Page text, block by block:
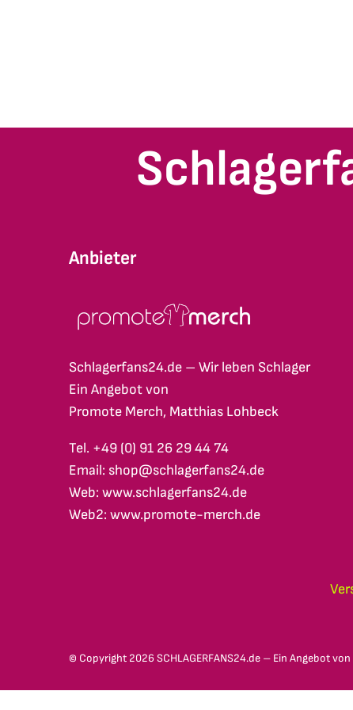
Anbieter
Schlagerfans24.de – Wir leben Schlager
Ein Angebot von
Promote Merch, Matthias Lohbeck
Tel. +49 (0) 91 26 29 44 74
Email: shop@schlagerfans24.de
Web: www.schlagerfans24.de
Web2: www.promote-merch.de
© Copyright 2026 SCHLAGERFANS24.de – Ein Angebot von